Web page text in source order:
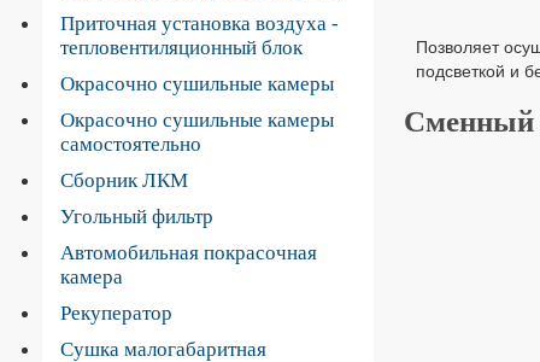
Приточная установка воздуха -
тепловентиляционный блок
Окрасочно сушильные камеры
Окрасочно сушильные камеры
самостоятельно
Сборник ЛКМ
Угольный фильтр
Автомобильная покрасочная
камера
Рекуператор
Сушка малогабаритная
Позволяет
подсветкой и
Сменный